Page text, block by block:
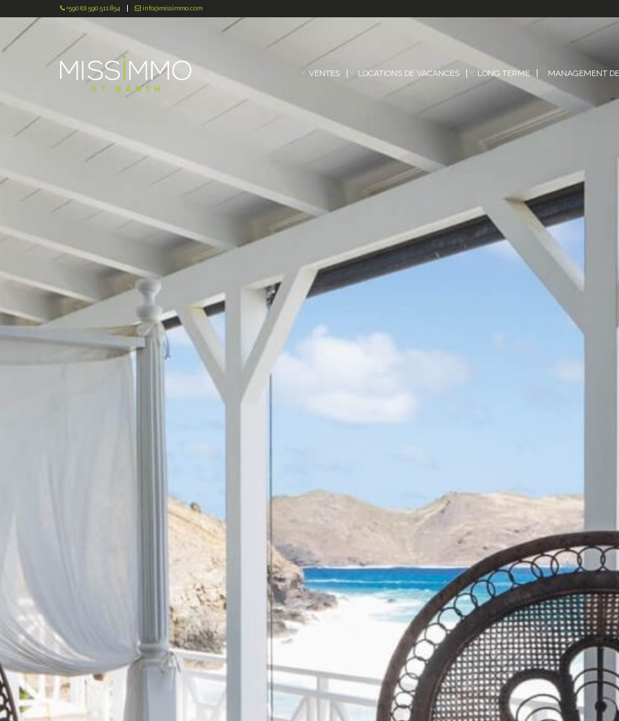
+590 (0) 590 511 854 info@missimmo.com
VENTES LOCATIONS DE VACANCES LONG TERME MANAGEMENT